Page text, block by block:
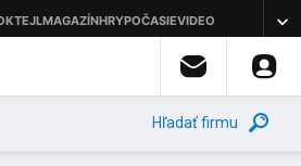
Hľadať firmu